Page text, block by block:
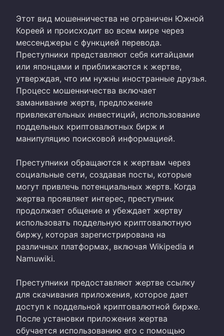
Этот вид мошенничества не ограничен Южной
Кореей и происходит во всем мире через
мессенджеры с функцией перевода.
Преступники представляют себя китайцами
или японцами и приближаются к жертве,
утверждая, что им нужны иностранные друзья.
Процесс мошенничества включает
заманивание жертв, предложение
привлекательных инвестиций, использование
поддельных криптовалютных бирж и
манипуляцию поисковой информацией.
Преступники обращаются к жертвам через
социальные сети, создавая посты, которые
могут привлечь потенциальных жертв. Когда
жертва проявляет интерес, преступник
продолжает общение и убеждает жертву
использовать поддельную криптовалютную
биржу, которая зарегистрирована на
различных платформах, включая Wikipedia и
Namuwiki.
Преступники предоставляют жертве ссылку
для скачивания приложения, которое дает
доступ к поддельной криптовалютной бирже.
После установки приложения жертва
обучается использованию его с помощью